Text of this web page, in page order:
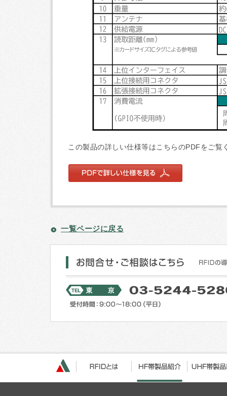
この製品の詳しい仕様等はこちらのPDFをご覧
一覧ページに戻る